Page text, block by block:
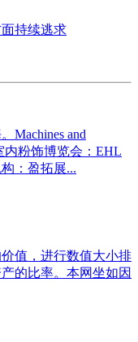
持续逃求
Machines and
内粉饰博览会：EHL
：盈拓展...
值，进行数值大小排
的比率。本网坐如因